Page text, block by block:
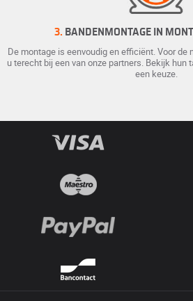
3. BANDENMONTAGE IN
De montage is eenvoudig en efficiënt. Voor de
u terecht bij een van onze partners. Bekijk hun
een keuze.